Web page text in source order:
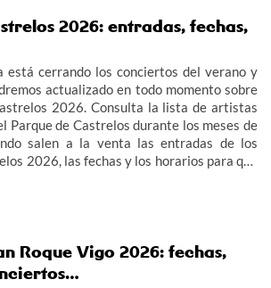
2026: entradas, fechas,
está cerrando los conciertos del verano y
actualizado en todo momento sobre
2026. Consulta la lista de artistas
Parque de Castrelos durante los meses de
salen a la venta las entradas de los
2026, las fechas y los horarios para que
Roque Vigo 2026: fechas,